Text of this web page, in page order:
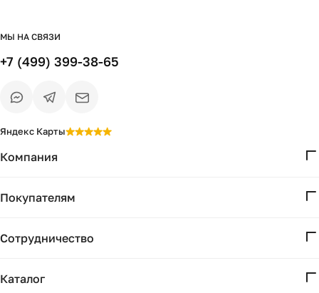
Компания
Проекты
Покупателям
Доставка и оплата
Сотрудничество
Бизнесу
Каталог
МЫ НА СВЯЗИ
+7 (499) 399-38-65
Яндекс Карты